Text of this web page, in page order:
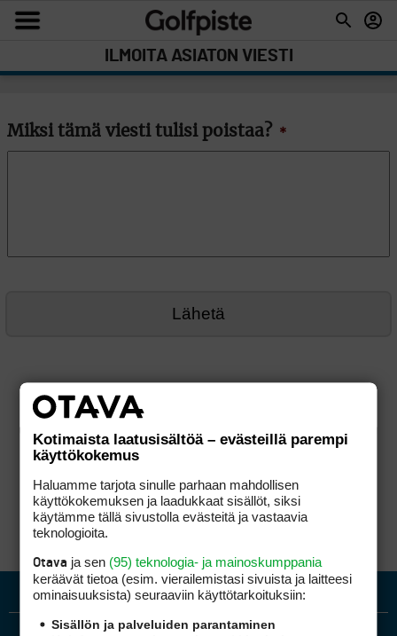
ILMOITA ASIATON VIESTI
Miksi tämä viesti tulisi poistaa? *
Kotimaista laatusisältöä – evästeillä parempi
käyttökokemus
Haluamme tarjota sinulle parhaan mahdollisen
käyttökokemuksen ja laadukkaat sisällöt, siksi
käytämme tällä sivustolla evästeitä ja vastaavia
teknologioita.
Otava ja sen (95) teknologia- ja mainoskumppania
keräävät tietoa (esim. vierailemis­tasi sivuista ja laitteesi
ominaisuuk­sista) seuraaviin käyttötarkoituksiin:
Sisällön ja palveluiden parantaminen